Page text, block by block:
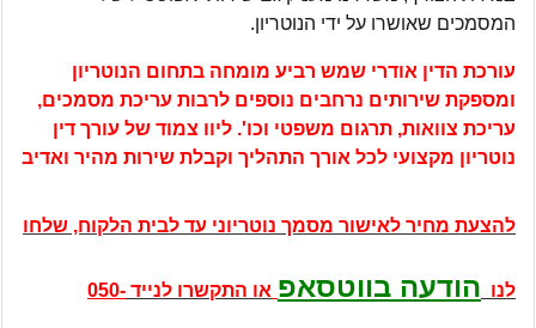
המסמכים שאושרו על ידי הנוטריון.
עורכת הדין אודרי שמש רביע מומחה בתחום הנוטריון
ומספקת שירותים נרחבים נוספים לרבות עריכת מסמכים,
עריכת צוואות, תרגום משפטי וכו'. ליוו צמוד של עורך דין
נוטריון מקצועי לכל אורך התהליך וקבלת שירות מהיר ואדיב
להצעת מחיר לאישור מסמך נוטריוני עד לבית הלקוח, שלחו
לנו הודעה בווטסאפ או התקשרו לנייד 050-